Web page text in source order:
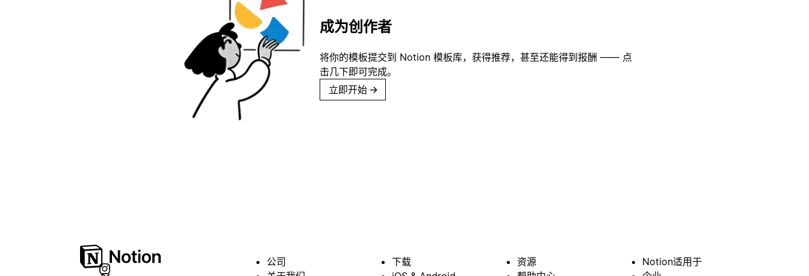
成为创作者
将你的模板提交到 Notion 模板库，获得推荐，甚至还能得到报酬 —— 点
击几下即可完成。
立即开始 →
公司
下载
资源
Notion适用于